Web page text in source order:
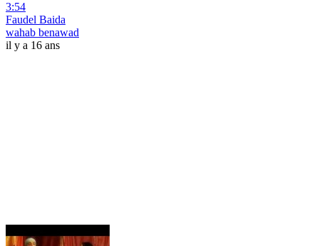
3:54
Faudel Baida
wahab benawad
il y a 16 ans